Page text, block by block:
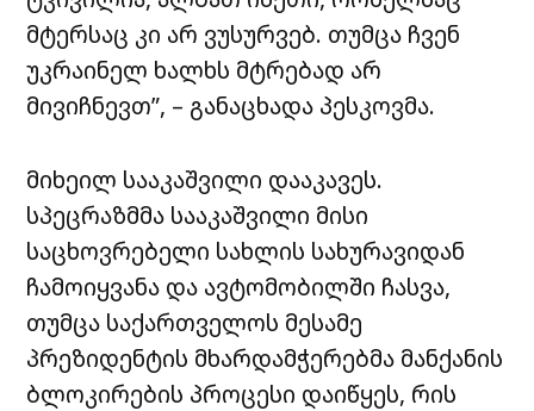
მტერსაც კი არ ვუსურვებ. თუმცა ჩვენ
უკრაინელ ხალხს მტრებად არ
მივიჩნევთ”, – განაცხადა პესკოვმა.
მიხეილ სააკაშვილი დააკავეს.
სპეცრაზმმა სააკაშვილი მისი
საცხოვრებელი სახლის სახურავიდან
ჩამოიყვანა და ავტომობილში ჩასვა,
თუმცა საქართველოს მესამე
პრეზიდენტის მხარდამჭერებმა მანქანის
ბლოკირების პროცესი დაიწყეს, რის